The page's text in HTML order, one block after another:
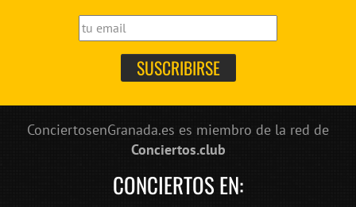
ConciertosenGranada.es es miembro de la red de
Conciertos.club
CONCIERTOS EN: